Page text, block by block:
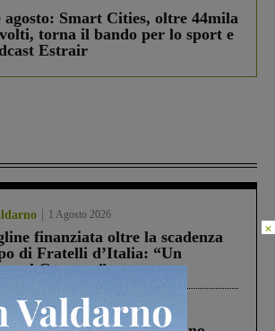
Smart Cities, oltre 44mila
torna il bando per lo sport e
Estrair
1 Agosto 2026
finanziata oltre la scadenza
di Fratelli d’Italia: “Un
al Governo”
2026
×